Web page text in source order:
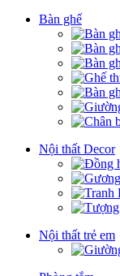
Bàn ghế
Nội thất Decor
Nội thất trẻ em